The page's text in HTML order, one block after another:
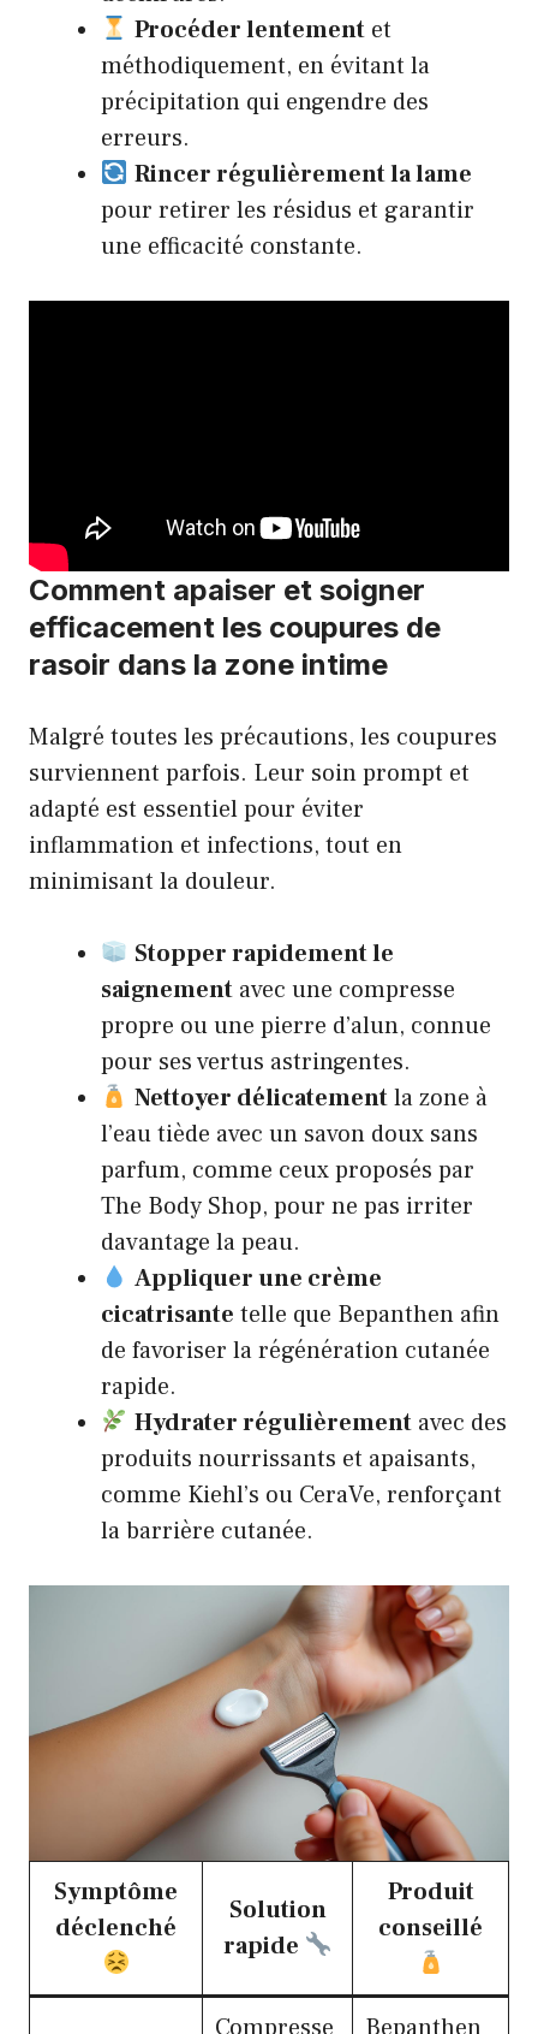
Procéder lentementet
méthodiquement, en évitant la
précipitation qui engendre des
erreurs.
Rincer régulièrement la lame
pour retirer les résidus et garantir
une efficacité constante.
Comment apaiser et soigner
efficacement les coupures de
rasoir dans la zone intime
Malgré toutes les précautions, les coupures
surviennent parfois. Leur soin prompt et
adapté est essentiel pour éviter
inflammation et infections, tout en
minimisant la douleur.
Stopper rapidement le
saignement avec une compresse
propre ou une pierre d’alun, connue
pour ses vertus astringentes.
Nettoyer délicatementla zone à
l’eau tiède avec un savon doux sans
parfum, comme ceux proposés par
The Body Shop, pour ne pas irriter
davantage la peau.
Appliquer une crème
cicatrisante telle que Bepanthen afin
de favoriser la régénération cutanée
rapide.
Hydrater régulièrementavec des
produits nourrissants et apaisants,
comme Kiehl’s ou CeraVe, renforçant
la barrière cutanée.
Symptôme
déclenché
Solution
rapide
Produit
conseillé
Compresse Bepanthen